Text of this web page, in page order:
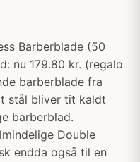
Barberblade (50
nu 179.80 kr. (regalo
barberblade fra
stål bliver tit kaldt
barberblad.
Double
endda også til en